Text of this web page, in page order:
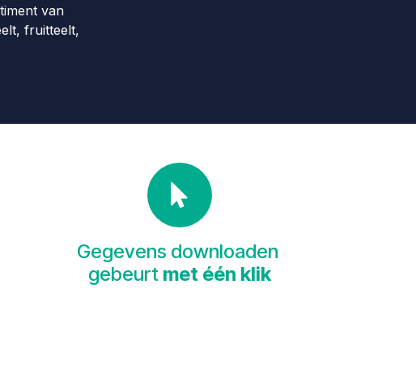
van
fruitteelt,
Gegevens downloaden
gebeurt met één klik